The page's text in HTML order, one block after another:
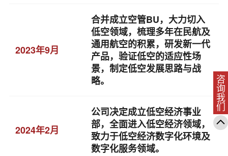
2023年9月
合并成立空管BU，大力切入
低空领域，梳理多年在民航及
通用航空的积累，研发新一代
产品，验证低空的适应性场
景，制定低空发展思路与战
略。
2024年2月
公司决定成立低空经济事业
部，全面进入低空经济领域，
致力于低空经济数字化环境及
数字化服务领域。
咨询我们